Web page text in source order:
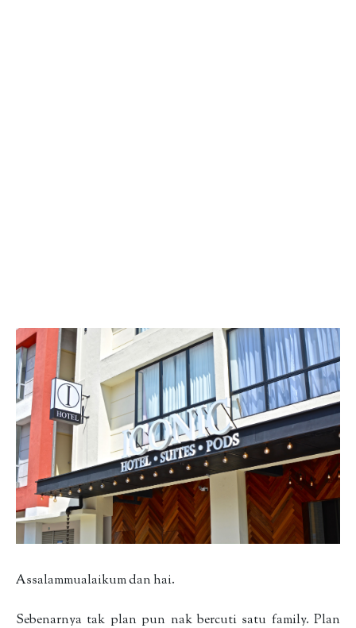
Assalammualaikum dan hai.
Sebenarnya tak plan pun nak bercuti satu family. Plan